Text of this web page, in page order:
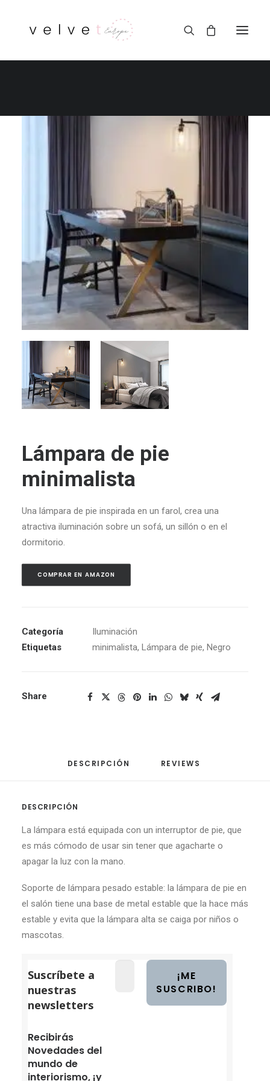
Lámpara de pie
minimalista
Una lámpara de pie inspirada en un farol, crea una
atractiva iluminación sobre un sofá, un sillón o en el
dormitorio.
COMPRAR EN AMAZON
Categoría
Iluminación
Etiquetas
minimalista, Lámpara de pie, Negro
Share
DESCRIPCIÓN REVIEWS
DESCRIPCIÓN
La lámpara está equipada con un interruptor de pie, que
es más cómodo de usar sin tener que agacharte o
apagar la luz con la mano.
Soporte de lámpara pesado estable: la lámpara de pie en
el salón tiene una base de metal estable que la hace más
estable y evita que la lámpara alta se caiga por niños o
mascotas.
Suscríbete a
nuestras
newsletters
Recibirás
Novedades del
mundo de
interiorismo, ¡y